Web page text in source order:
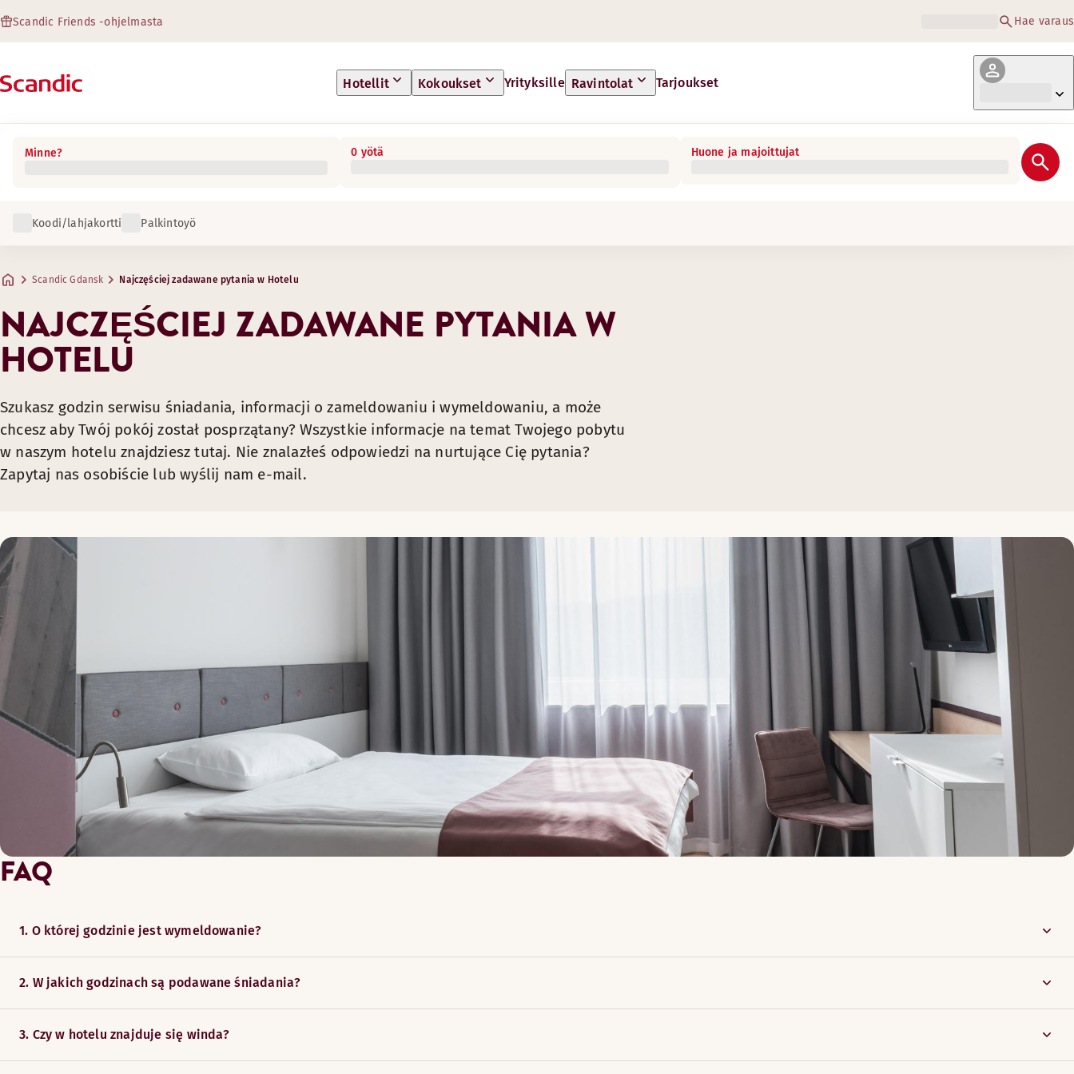
Scandic Friends -ohjelmasta Hae varaus
Hotellit Kokoukset Yrityksille Ravintolat Tarjoukset
Minne? 0 yötä Huone ja majoittujat
Koodi/lahjakortti Palkintoyö
Scandic Gdansk Najczęściej zadawane pytania w Hotelu
NAJCZĘŚCIEJ ZADAWANE PYTANIA W
HOTELU
Szukasz godzin serwisu śniadania, informacji o zameldowaniu i wymeldowaniu, a może
chcesz aby Twój pokój został posprzątany? Wszystkie informacje na temat Twojego pobytu
w naszym hotelu znajdziesz tutaj. Nie znalazłeś odpowiedzi na nurtujące Cię pytania?
Zapytaj nas osobiście lub wyślij nam e-mail.
FAQ
1. O której godzinie jest wymeldowanie?
2. W jakich godzinach są podawane śniadania?
3. Czy w hotelu znajduje się winda?